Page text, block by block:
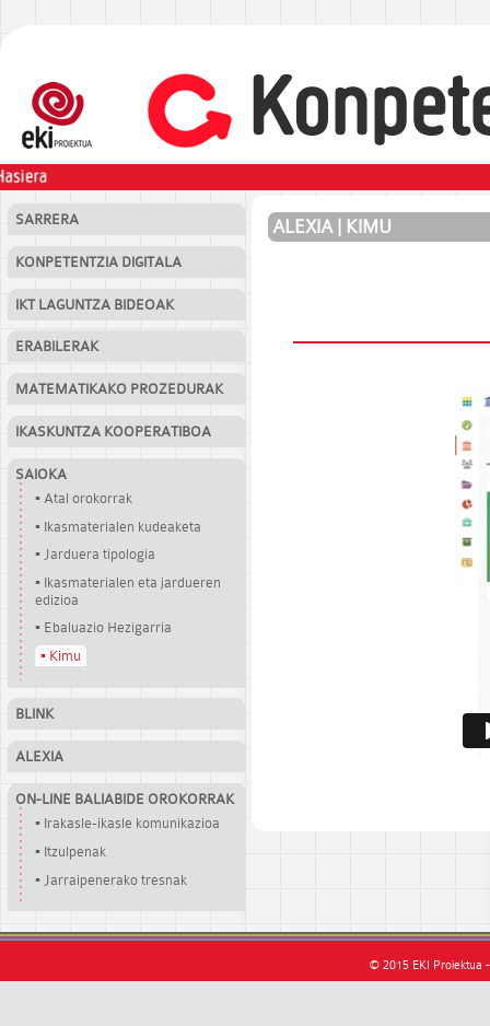
SARRERA
KONPETENTZIA DIGITALA
IKT LAGUNTZA BIDEOAK
ERABILERAK
MATEMATIKAKO PROZEDURAK
IKASKUNTZA KOOPERATIBOA
SAIOKA
▪ Atal orokorrak
▪ Ikasmaterialen kudeaketa
▪ Jarduera tipologia
▪ Ikasmaterialen eta jardueren
edizioa
▪ Ebaluazio Hezigarria
▪ Kimu
BLINK
ALEXIA
ON-LINE BALIABIDE OROKORRAK
▪ Irakasle-ikasle komunikazioa
▪ Itzulpenak
▪ Jarraipenerako tresnak
ALEXIA | KIMU
© 2015 EKI